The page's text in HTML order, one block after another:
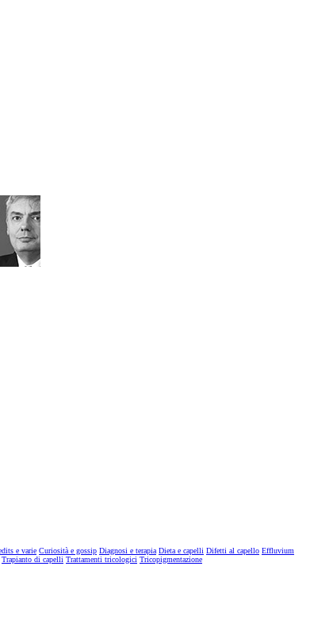
e varie Curiosità e gossip Diagnosi e terapia Dieta e capelli Difetti al capello Effluvium
Trapianto di capelli Trattamenti tricologici Tricopigmentazione